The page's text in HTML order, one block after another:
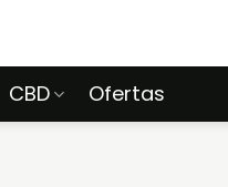
CBD Ofertas